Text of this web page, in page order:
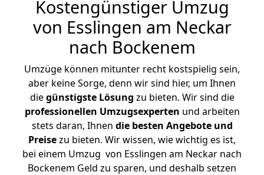
Kostengünstiger Umzug
von Esslingen am Neckar
nach Bockenem
Umzüge können mitunter recht kostspielig sein,
aber keine Sorge, denn wir sind hier, um Ihnen
diegünstigste Lösung zu bieten. Wir sind die
professionellen Umzugsexperten und arbeiten
stets daran, Ihnen die besten Angebote und
Preisezu bieten. Wir wissen, wie wichtig es ist,
bei einem Umzug von Esslingen am Neckar nach
Bockenem Geld zu sparen, und deshalb setzen